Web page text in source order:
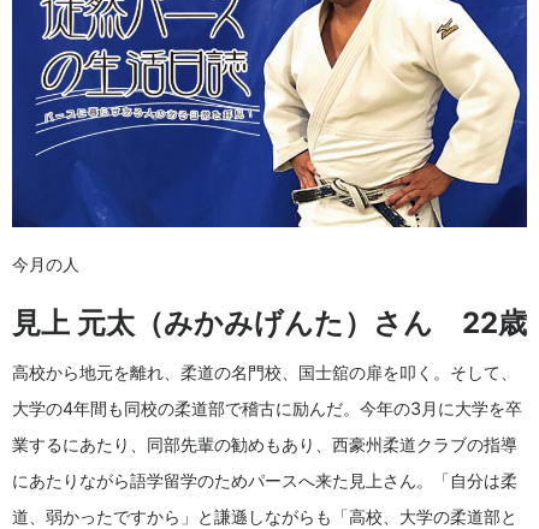
今月の人
見上 元太（みかみげんた）さん 22歳
高校から地元を離れ、柔道の名門校、国士舘の扉を叩く。そして、
大学の4年間も同校の柔道部で稽古に励んだ。今年の3月に大学を卒
業するにあたり、同部先輩の勧めもあり、西豪州柔道クラブの指導
にあたりながら語学留学のためパースへ来た見上さん。「自分は柔
道、弱かったですから」と謙遜しながらも「高校、大学の柔道部と